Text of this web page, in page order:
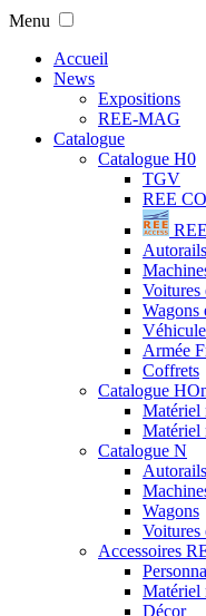
Menu
Accueil
News
Expositions
REE-MAG
Catalogue
Catalogue H0
TGV
REE
Autorails
Voitures
Wagons
Armée
Coffrets
Catalogue
Matériel
Matériel
Catalogue N
Autorails
Wagons
Voitures
Accessoires
Matériel
Décor